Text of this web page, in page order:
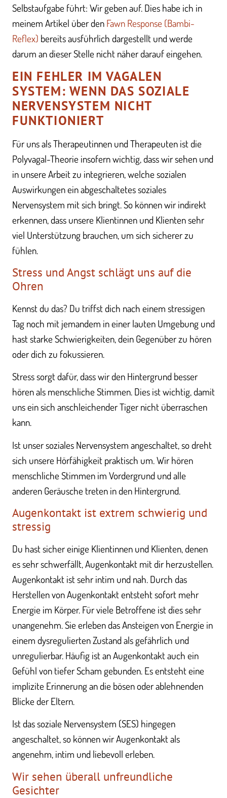
Selbstaufgabe führt: Wir geben auf. Dies habe ich in
meinem Artikel über den Fawn Response (Bambi-
Reflex) bereits ausführlich dargestellt und werde
darum an dieser Stelle nicht näher darauf eingehen.
EIN FEHLER IM VAGALEN
SYSTEM: WENN DAS SOZIALE
NERVENSYSTEM NICHT
FUNKTIONIERT
Für uns als Therapeutinnen und Therapeuten ist die
Polyvagal-Theorie insofern wichtig, dass wir sehen und
in unsere Arbeit zu integrieren, welche sozialen
Auswirkungen ein abgeschaltetes soziales
Nervensystem mit sich bringt. So können wir indirekt
erkennen, dass unsere Klientinnen und Klienten sehr
viel Unterstützung brauchen, um sich sicherer zu
fühlen.
Stress und Angst schlägt uns auf die
Ohren
Kennst du das? Du triffst dich nach einem stressigen
Tag noch mit jemandem in einer lauten Umgebung und
hast starke Schwierigkeiten, dein Gegenüber zu hören
oder dich zu fokussieren.
Stress sorgt dafür, dass wir den Hintergrund besser
hören als menschliche Stimmen. Dies ist wichtig, damit
uns ein sich anschleichender Tiger nicht überraschen
kann.
Ist unser soziales Nervensystem angeschaltet, so dreht
sich unsere Hörfähigkeit praktisch um. Wir hören
menschliche Stimmen im Vordergrund und alle
anderen Geräusche treten in den Hintergrund.
Augenkontakt ist extrem schwierig und
stressig
Du hast sicher einige Klientinnen und Klienten, denen
es sehr schwerfällt, Augenkontakt mit dir herzustellen.
Augenkontakt ist sehr intim und nah. Durch das
Herstellen von Augenkontakt entsteht sofort mehr
Energie im Körper. Für viele Betroffene ist dies sehr
unangenehm. Sie erleben das Ansteigen von Energie in
einem dysregulierten Zustand als gefährlich und
unregulierbar. Häufig ist an Augenkontakt auch ein
Gefühl von tiefer Scham gebunden. Es entsteht eine
implizite Erinnerung an die bösen oder ablehnenden
Blicke der Eltern.
Ist das soziale Nervensystem (SES) hingegen
angeschaltet, so können wir Augenkontakt als
angenehm, intim und liebevoll erleben.
Wir sehen überall unfreundliche
Gesichter